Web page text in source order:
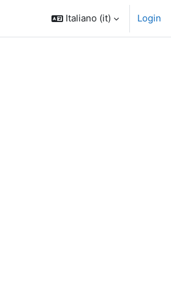
Italiano ‎(it)‎ Login